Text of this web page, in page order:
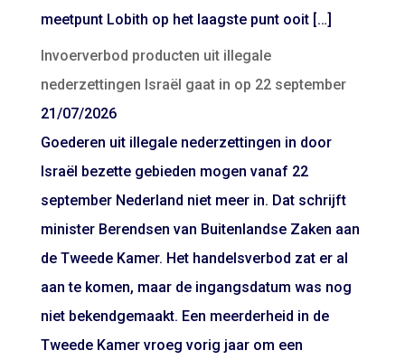
meetpunt Lobith op het laagste punt ooit […]
Invoerverbod producten uit illegale
nederzettingen Israël gaat in op 22 september
21/07/2026
Goederen uit illegale nederzettingen in door
Israël bezette gebieden mogen vanaf 22
september Nederland niet meer in. Dat schrijft
minister Berendsen van Buitenlandse Zaken aan
de Tweede Kamer. Het handelsverbod zat er al
aan te komen, maar de ingangsdatum was nog
niet bekendgemaakt. Een meerderheid in de
Tweede Kamer vroeg vorig jaar om een